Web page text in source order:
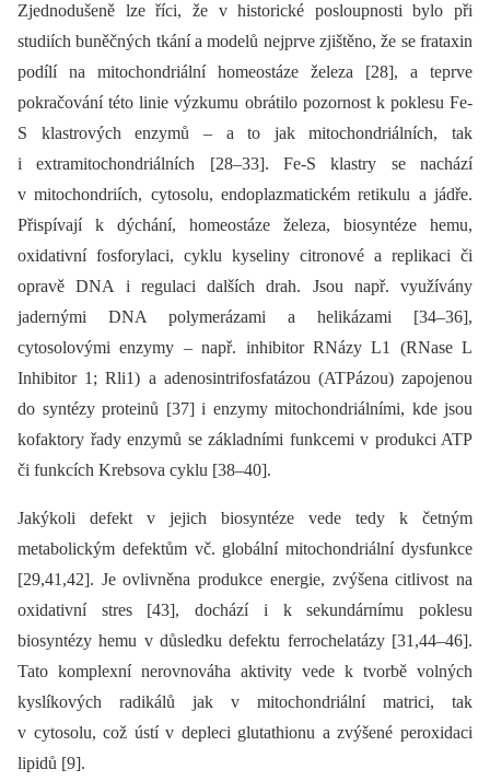
Zjednodušeně lze říci, že v historické posloupnosti bylo při
studiích buněčných tkání a modelů nejprve zjištěno, že se frataxin
podílí na mitochondriální homeostáze železa [28], a teprve
pokračování této linie výzkumu obrátilo pozornost k poklesu Fe-
S klastrových enzymů –⁠ a to jak mitochondriálních, tak
i extramitochondriálních [28–33]. Fe-S klastry se nachází
v mitochondriích, cytosolu, endoplazmatickém retikulu a jádře.
Přispívají k dýchání, homeostáze železa, biosyntéze hemu,
oxidativní fosforylaci, cyklu kyseliny citronové a replikaci či
opravě DNA i regulaci dalších drah. Jsou např. využívány
jadernými DNA polymerázami a helikázami [34–36],
cytosolovými enzymy –⁠ např. inhibitor RNázy L1 (RNase L
Inhibitor 1; Rli1) a adenosintrifosfatázou (ATPázou) zapojenou
do syntézy proteinů [37] i enzymy mitochondriálními, kde jsou
kofaktory řady enzymů se základními funkcemi v produkci ATP
či funkcích Krebsova cyklu [38–40].
Jakýkoli defekt v jejich biosyntéze vede tedy k četným
metabolickým defektům vč. globální mitochondriální dysfunkce
[29,41,42]. Je ovlivněna produkce energie, zvýšena citlivost na
oxidativní stres [43], dochází i k sekundárnímu poklesu
biosyntézy hemu v důsledku defektu ferrochelatázy [31,44–46].
Tato komplexní nerovnováha aktivity vede k tvorbě volných
kyslíkových radikálů jak v mitochondriální matrici, tak
v cytosolu, což ústí v depleci glutathionu a zvýšené peroxidaci
lipidů [9].